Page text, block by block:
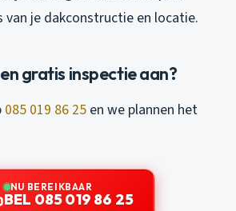
van je dakconstructie en locatie.
gratis inspectie aan?
085 019 86 25 en we plannen het
NU BEREIKBAAR
BEL 085 019 86 25